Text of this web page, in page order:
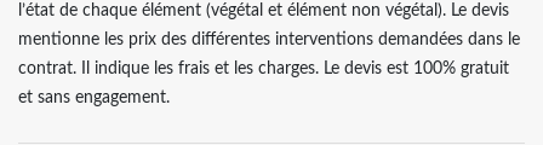
l’état de chaque élément (végétal et élément non végétal). Le devis
mentionne les prix des différentes interventions demandées dans le
contrat. Il indique les frais et les charges. Le devis est 100% gratuit
et sans engagement.